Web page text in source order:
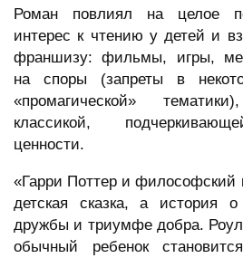
Роман повлиял на целое
интерес к чтению у детей и
франшизу: фильмы, игры,
на споры (запреты в
«промагической»
классикой,
ценности.
«Гарри Поттер и философский
детская сказка, а история
дружбы и триумфе добра.
обычный ребенок